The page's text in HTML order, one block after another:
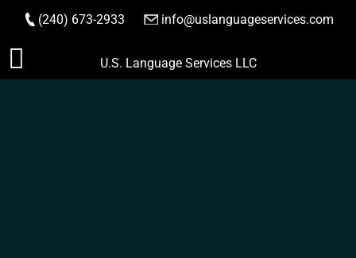
Saltar
(240) 673-2933 info@uslanguageservices.com
HACER PEDIDO
U.S. Language Services LLC